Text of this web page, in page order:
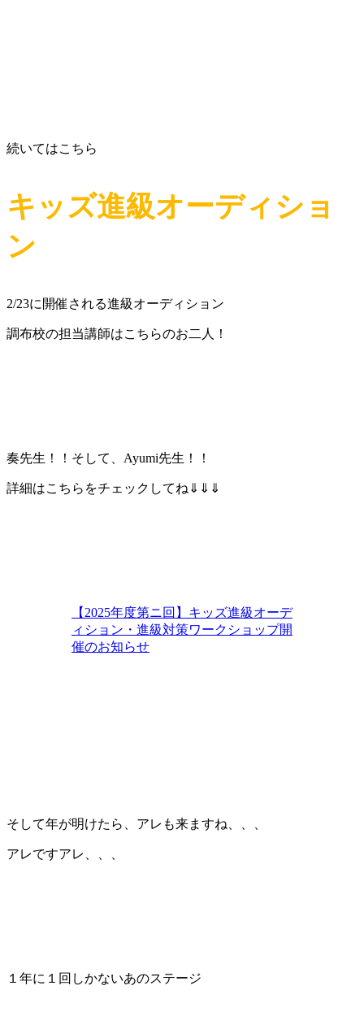
続いてはこちら
キッズ進級オーディショ
ン
2/23に開催される進級オーディション
調布校の担当講師はこちらのお二人！
奏先生！！そして、Ayumi先生！！
詳細はこちらをチェックしてね⇓⇓⇓
【2025年度第ニ回】キッズ進級オーデ
ィション・進級対策ワークショップ開
催のお知らせ
そして年が明けたら、アレも来ますね、、、
アレですアレ、、、
１年に１回しかないあのステージ